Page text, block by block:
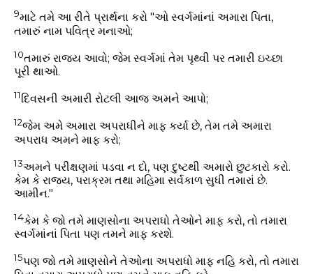
9માટે તમે આ રીતે પ્રાર્થના કરો "ઓ સ્વર્ગમાંનાં અમારા પિતા,
તમારું નામ પવિત્ર મનાઓ;
10તમારું રાજ્ય આવો; જેમ સ્વર્ગમાં તેમ પૃથ્વી પર તમારી ઇચ્છા
પૂરી થાઓ.
11દિવસની અમારી રોટલી આજ અમને આપો;
12જેમ અમે અમારા અપરાધીને માફ કર્યા છે, તેમ તમે અમારા
અપરાધ અમને માફ કરો;
13અમને પરીક્ષણમાં પડવા ન દો, પણ દુષ્ટથી અમારો છુટકારો કરો.
કેમ કે રાજ્ય, પરાક્રમ તથા મહિમા સર્વકાળ સુધી તમારાં છે.
આમીન."
14કેમ કે જો તમે માણસોના અપરાધો તેઓને માફ કરો, તો તમારા
સ્વર્ગમાંનાં પિતા પણ તમને માફ કરશે.
15પણ જો તમે માણસોને તેઓના અપરાધો માફ નહિ કરો, તો તમારા